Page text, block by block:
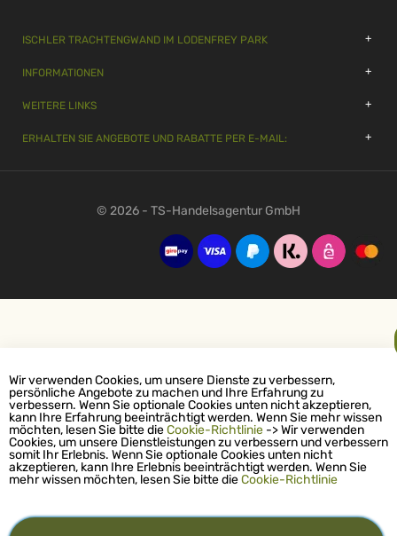
ISCHLER TRACHTENGWAND IM LODENFREY PARK
INFORMATIONEN
WEITERE LINKS
ERHALTEN SIE ANGEBOTE UND RABATTE PER E-MAIL:
© 2026 - TS-Handelsagentur GmbH
Wir verwenden Cookies, um unsere Dienste zu verbessern,
persönliche Angebote zu machen und Ihre Erfahrung zu
verbessern. Wenn Sie optionale Cookies unten nicht akzeptieren,
kann Ihre Erfahrung beeinträchtigt werden. Wenn Sie mehr wissen
möchten, lesen Sie bitte dieCookie-Richtlinie -> Wir verwenden
Cookies, um unsere Dienstleistungen zu verbessern und verbessern
somit Ihr Erlebnis. Wenn Sie optionale Cookies unten nicht
akzeptieren, kann Ihre Erlebnis beeinträchtigt werden. Wenn Sie
mehr wissen möchten, lesen Sie bitte dieCookie-Richtlinie